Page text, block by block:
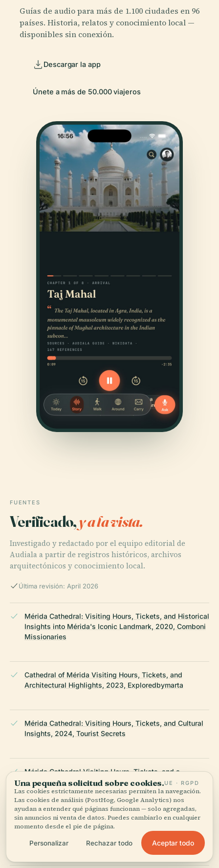
Guías de audio para más de 1.100 ciudades en 96
países. Historia, relatos y conocimiento local —
disponibles sin conexión.
Descargar la app
Únete a más de 50.000 viajeros
FUENTES
Verificado,y a la vista.
Investigado y redactado por el equipo editorial de
Audiala a partir de registros históricos, archivos
arquitectónicos y conocimiento local.
Última revisión: April 2026
Mérida Cathedral: Visiting Hours, Tickets, and Historical
Insights into Mérida's Iconic Landmark, 2020, Comboni
Missionaries
Cathedral of Mérida Visiting Hours, Tickets, and
Architectural Highlights, 2023, Exploredbymarta
Mérida Cathedral: Visiting Hours, Tickets, and Cultural
Insights, 2024, Tourist Secrets
Mérida Cathedral Visiting Hours, Tickets, and a
Complete Visitor’s Guide to Mérida Historical Sites,
2023, CasaGo
The Colonial Architecture of Mérida, Yucatán’s Capital
City, 2023, Mexicohistorico
Una pequeña solicitud sobre cookies.UE · RGPD
Las cookies estrictamente necesarias permiten la navegación.
Las cookies de análisis (PostHog, Google Analytics) nos
ayudan a entender qué páginas funcionan — solo agregadas,
sin anuncios ni venta de datos. Puedes cambiarlo en cualquier
momento desde el pie de página.
Personalizar Rechazar todo Aceptar todo